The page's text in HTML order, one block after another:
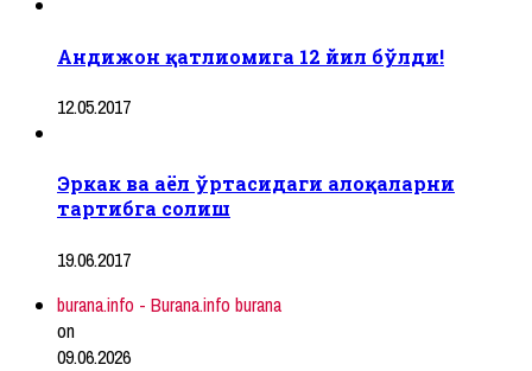
Андижон қатлиомига 12 йил бўлди!
12.05.2017
Эркак ва аёл ўртасидаги алоқаларни
тартибга солиш
19.06.2017
burana.info - Burana.info burana
on
09.06.2026